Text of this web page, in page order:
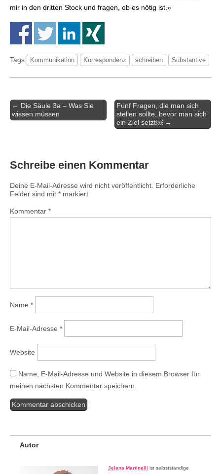
mir in den dritten Stock und fragen, ob es nötig ist.»
Tags: Kommunikation Korrespondenz schreiben Substantive
Post navigation
← Die Säule 3a – Was Sie
wissen müssen
Fünf Fragen, die man sich
stellen sollte, bevor man sich
ein Ziel setzt￼ →
Schreibe einen Kommentar
Deine E-Mail-Adresse wird nicht veröffentlicht. Erforderliche
Felder sind mit * markiert
Kommentar *
Name *
E-Mail-Adresse *
Website
Name, E-Mail-Adresse und Website in diesem Browser für
meinen nächsten Kommentar speichern.
Autor
Jelena Martinelli ist selbstständige